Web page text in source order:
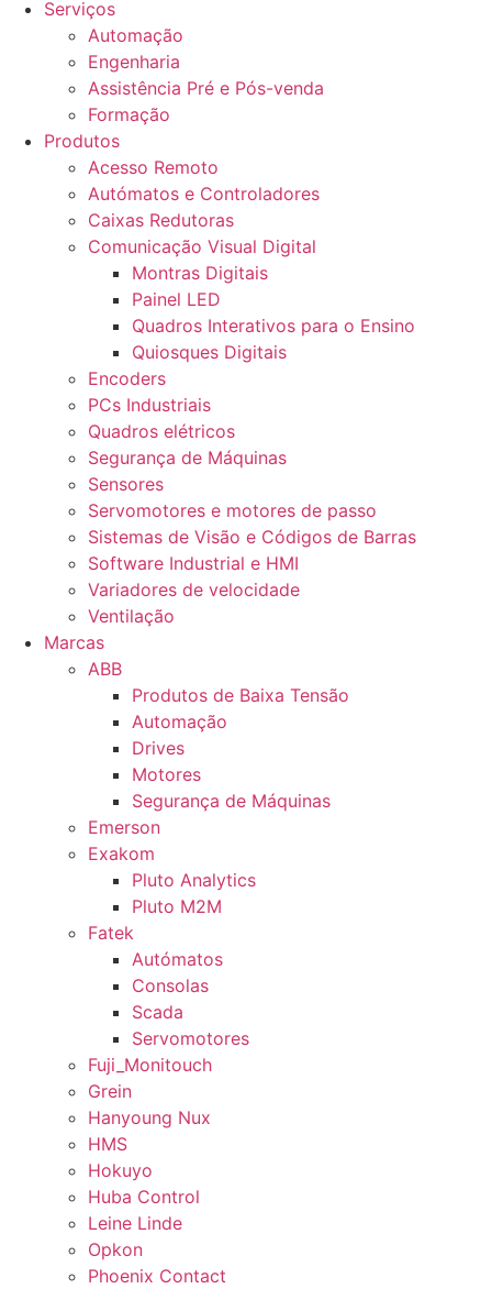
Serviços
Automação
Engenharia
Assistência Pré e Pós-venda
Formação
Produtos
Acesso Remoto
Autómatos e Controladores
Caixas Redutoras
Comunicação Visual Digital
Montras Digitais
Painel LED
Quadros Interativos para o Ensino
Quiosques Digitais
Encoders
PCs Industriais
Quadros elétricos
Segurança de Máquinas
Sensores
Servomotores e motores de passo
Sistemas de Visão e Códigos de Barras
Software Industrial e HMI
Variadores de velocidade
Ventilação
Marcas
ABB
Produtos de Baixa Tensão
Automação
Drives
Motores
Segurança de Máquinas
Emerson
Exakom
Pluto Analytics
Pluto M2M
Fatek
Autómatos
Consolas
Scada
Servomotores
Fuji_Monitouch
Grein
Hanyoung Nux
HMS
Hokuyo
Huba Control
Leine Linde
Opkon
Phoenix Contact